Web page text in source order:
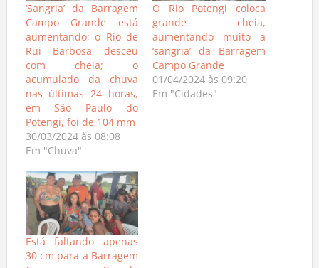
‘Sangria’ da Barragem
Campo Grande está
aumentando; o Rio de
Rui Barbosa desceu
com cheia; o
acumulado da chuva
nas últimas 24 horas,
em São Paulo do
Potengi, foi de 104 mm
30/03/2024 às 08:08
Em "Chuva"
O Rio Potengi coloca
grande cheia,
aumentando muito a
‘sangria’ da Barragem
Campo Grande
01/04/2024 às 09:20
Em "Cidades"
Está faltando apenas
30 cm para a Barragem